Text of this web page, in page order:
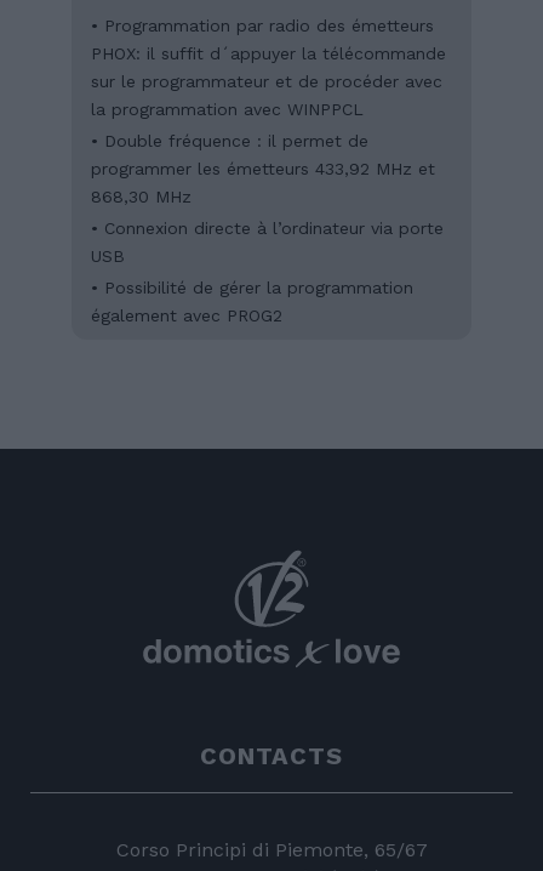
• Programmation par radio des émetteurs
PHOX: il suffit d´appuyer la télécommande
sur le programmateur et de procéder avec
la programmation avec WINPPCL
• Double fréquence : il permet de
programmer les émetteurs 433,92 MHz et
868,30 MHz
• Connexion directe à l’ordinateur via porte
USB
• Possibilité de gérer la programmation
également avec PROG2
CONTACTS
Corso Principi di Piemonte, 65/67